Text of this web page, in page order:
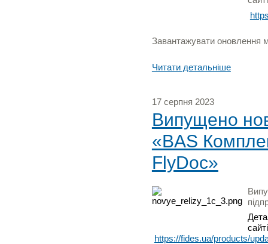
Завантажувати оновлення
Читати детальніше
17 серпня 2023
Випущено
«BAS
FlyDoc»
https://fides.ua/products/